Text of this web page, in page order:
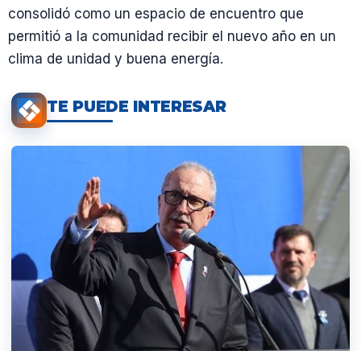
consolidó como un espacio de encuentro que
permitió a la comunidad recibir el nuevo año en un
clima de unidad y buena energía.
TE PUEDE INTERESAR